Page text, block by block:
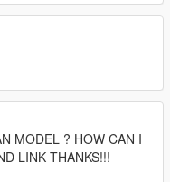
MODEL ? HOW CAN I
LINK THANKS!!!